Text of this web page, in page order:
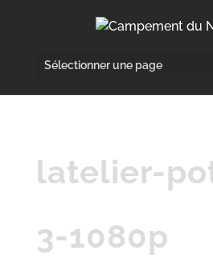
Sélectionner une page
latelier-
3-1080p